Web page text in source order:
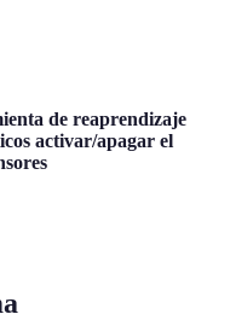
de reaprendizaje
activar/apagar el